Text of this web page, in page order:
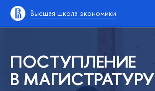
Высшая школа экономики
ПОСТУПЛЕНИЕ
В МАГИСТРАТУРУ